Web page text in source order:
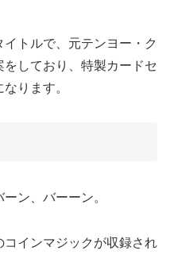
トルで、元テンヨー・ク
しており、特製カードセ
ります。
ン、バーーン。
インマジックが収録され